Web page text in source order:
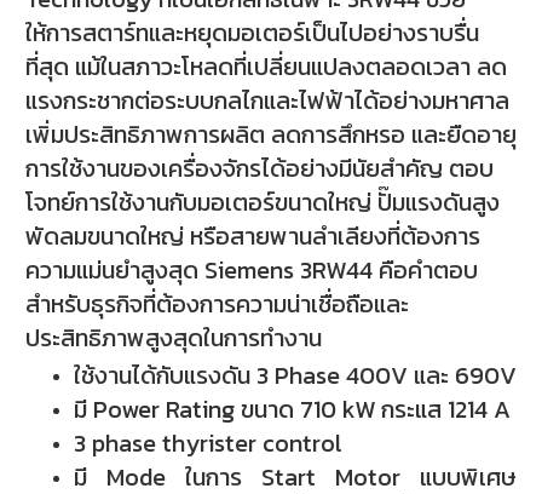
ให้การสตาร์ทและหยุดมอเตอร์เป็นไปอย่างราบรื่น
ที่สุด แม้ในสภาวะโหลดที่เปลี่ยนแปลงตลอดเวลา ลด
แรงกระชากต่อระบบกลไกและไฟฟ้าได้อย่างมหาศาล
เพิ่มประสิทธิภาพการผลิต ลดการสึกหรอ และยืดอายุ
การใช้งานของเครื่องจักรได้อย่างมีนัยสำคัญ ตอบ
โจทย์การใช้งานกับมอเตอร์ขนาดใหญ่ ปั๊มแรงดันสูง
พัดลมขนาดใหญ่ หรือสายพานลำเลียงที่ต้องการ
ความแม่นยำสูงสุด Siemens 3RW44 คือคำตอบ
สำหรับธุรกิจที่ต้องการความน่าเชื่อถือและ
ประสิทธิภาพสูงสุดในการทำงาน
ใช้งานได้กับแรงดัน 3 Phase 400V และ 690V
มี Power Rating ขนาด 710 kW กระแส 1214 A
3 phase thyrister control
มี Mode ในการ Start Motor แบบพิเศษ